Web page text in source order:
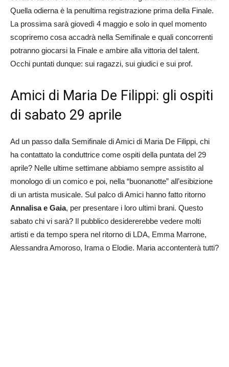
Quella odierna è la penultima registrazione prima della Finale.
La prossima sarà giovedì 4 maggio e solo in quel momento
scopriremo cosa accadrà nella Semifinale e quali concorrenti
potranno giocarsi la Finale e ambire alla vittoria del talent.
Occhi puntati dunque: sui ragazzi, sui giudici e sui prof.
Amici di Maria De Filippi: gli ospiti
di sabato 29 aprile
Ad un passo dalla Semifinale di Amici di Maria De Filippi, chi
ha contattato la conduttrice come ospiti della puntata del 29
aprile? Nelle ultime settimane abbiamo sempre assistito al
monologo di un comico e poi, nella “buonanotte” all’esibizione
di un artista musicale. Sul palco di Amici hanno fatto ritorno
Annalisa e Gaia, per presentare i loro ultimi brani. Questo
sabato chi vi sarà? Il pubblico desidererebbe vedere molti
artisti e da tempo spera nel ritorno di LDA, Emma Marrone,
Alessandra Amoroso, Irama o Elodie. Maria accontenterà tutti?